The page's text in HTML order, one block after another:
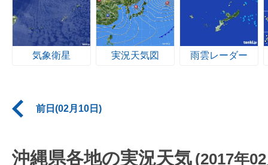
気象衛星 実況天気図 雨雲レーダー
前日(02月10日)
沖縄県各地の実況天気 (2017年